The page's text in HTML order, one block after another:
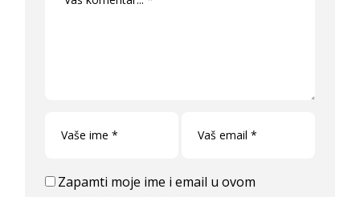
Zapamti moje ime i email u ovom